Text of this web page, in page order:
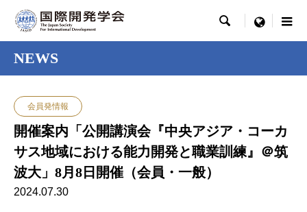
 menu
NEWS
会員発情報
開催案内「公開講演会『中央アジア・コーカ
サス地域における能力開発と職業訓練』＠筑
波大」8月8日開催（会員・一般）
2024.07.30